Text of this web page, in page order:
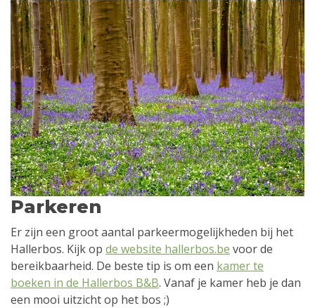
Parkeren
Er zijn een groot aantal parkeermogelijkheden bij het
Hallerbos. Kijk op de website hallerbos.be voor de
bereikbaarheid. De beste tip is om een kamer te
boeken in de Hallerbos B&B. Vanaf je kamer heb je dan
een mooi uitzicht op het bos ;)